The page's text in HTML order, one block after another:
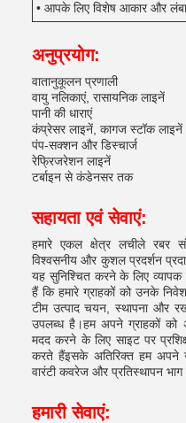
• आपके लिए विशेष आकार और
अनुप्रयोग:
वातानुकूलन प्रणाली
वायु नलिकाएं, रासायनिक लाइनें
पानी की धाराएं
कंप्रेसर लाइनें, कागज स्टॉक लाइनें
पंप-सक्शन और डिस्चार्ज
रेफ्रिजरेशन लाइनें
टर्बाइन से कंडेनसर तक
सहायता एवं सेवाएं:
हमारे एकल क्षेत्र लचीले रबर
विश्वसनीय और कुशल प्रदर्शन
यह सुनिश्चित करने के लिए
हैं कि हमारे ग्राहकों को उनके
टीम उत्पाद चयन, स्थापना और
उपलब्ध है।हम अपने ग्राहकों
मदद करने के लिए साइट पर
करते हैंइसके अतिरिक्त हम अपने
वारंटी कवरेज और प्रतिस्थापन
हमारी सेवाएं: